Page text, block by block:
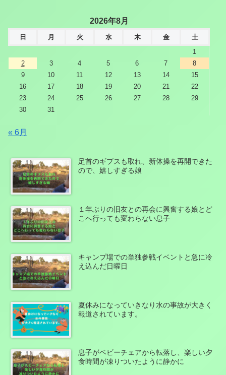
2026年8月
日 月 火 水 木 金
土
1
2
3 4 5 6 7
8
9
10 11 12 13 14
15
16
17 18 19 20 21
22
23
24 25 26 27 28
29
30
31
« 6月
足首のギプスも取れ、新体操を再開できた
ので、嬉しすぎる娘
１年ぶりの旧友との再会に興奮する娘とど
こへ行っても変わらない息子
キャンプ場での単独参戦イベントと急に冷
え込んだ日曜日
夏休みになっていきなり水の事故が大きく
報道されています。
息子がベビーチェアから転落し、楽しい夕
食時間が凍りついたように静かに